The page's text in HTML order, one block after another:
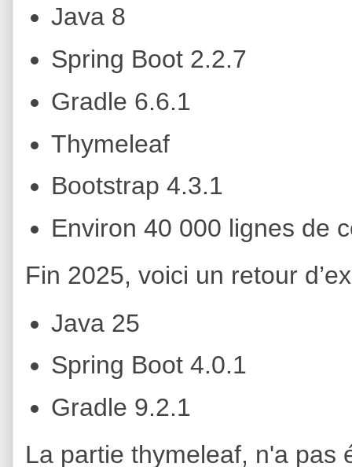
Java 8
Spring Boot 2.2.7
Gradle 6.6.1
Thymeleaf
Bootstrap 4.3.1
Environ 40 000 lignes de
Fin 2025, voici un retour
Java 25
Spring Boot 4.0.1
Gradle 9.2.1
La partie thymeleaf, n'a pas